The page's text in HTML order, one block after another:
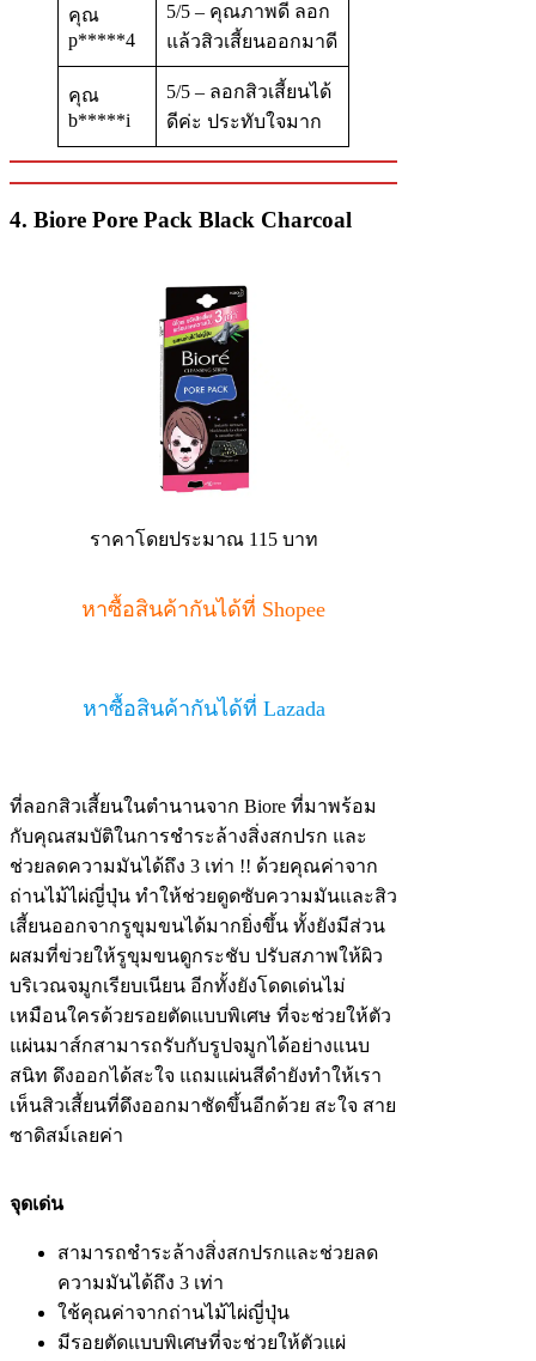
คุณ
p*****4
5/5 – คุณภาพดี ลอก
แล้วสิวเสี้ยนออกมาดี
คุณ
b*****i
5/5 – ลอกสิวเสี้ยนได้
ดีค่ะ ประทับใจมาก
4. Biore Pore Pack Black Charcoal
ราคาโดยประมาณ 115 บาท
หาซื้อสินค้ากันได้ที่ Shopee
หาซื้อสินค้ากันได้ที่ Lazada
ที่ลอกสิวเสี้ยนในตำนานจาก Biore ที่มาพร้อม
กับคุณสมบัติในการชำระล้างสิ่งสกปรก และ
ช่วยลดความมันได้ถึง 3 เท่า !! ด้วยคุณค่าจาก
ถ่านไม้ไผ่ญี่ปุ่น ทำให้ช่วยดูดซับความมันและสิว
เสี้ยนออกจากรูขุมขนได้มากยิ่งขึ้น ทั้งยังมีส่วน
ผสมที่ข่วยให้รูขุมขนดูกระชับ ปรับสภาพให้ผิว
บริเวณจมูกเรียบเนียน อีกทั้งยังโดดเด่นไม่
เหมือนใครด้วยรอยตัดแบบพิเศษ ที่จะช่วยให้ตัว
แผ่นมาส์กสามารถรับกับรูปจมูกได้อย่างแนบ
สนิท ดึงออกได้สะใจ แถมแผ่นสีดำยังทำให้เรา
เห็นสิวเสี้ยนที่ดึงออกมาชัดขึ้นอีกด้วย สะใจ สาย
ซาดิสม์เลยค่า
จุดเด่น
สามารถชำระล้างสิ่งสกปรกและช่วยลด
ความมันได้ถึง 3 เท่า
ใช้คุณค่าจากถ่านไม้ไผ่ญี่ปุ่น
มีรอยตัดแบบพิเศษที่จะช่วยให้ตัวแผ่